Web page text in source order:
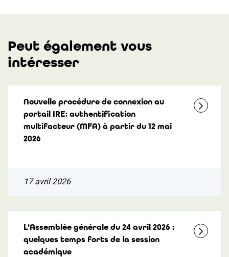
Peut également vous
intéresser
Nouvelle procédure de connexion au
portail IRE: authentification
multifacteur (MFA) à partir du 12 mai
2026
17 avril 2026
L’Assemblée générale du 24 avril 2026 :
quelques temps forts de la session
académique